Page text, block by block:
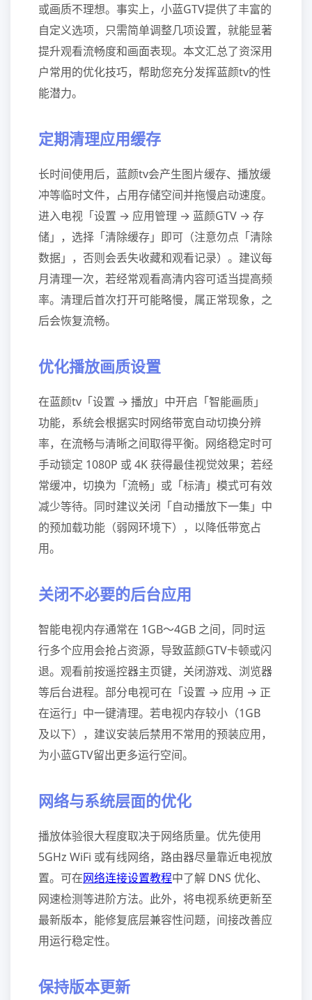
或画质不理想。事实上，小蓝GTV提供了丰富的
自定义选项，只需简单调整几项设置，就能显著
提升观看流畅度和画面表现。本文汇总了资深用
户常用的优化技巧，帮助您充分发挥蓝颜tv的性
能潜力。
定期清理应用缓存
长时间使用后，蓝颜tv会产生图片缓存、播放缓
冲等临时文件，占用存储空间并拖慢启动速度。
进入电视「设置 → 应用管理 → 蓝颜GTV → 存
储」，选择「清除缓存」即可（注意勿点「清除
数据」，否则会丢失收藏和观看记录）。建议每
月清理一次，若经常观看高清内容可适当提高频
率。清理后首次打开可能略慢，属正常现象，之
后会恢复流畅。
优化播放画质设置
在蓝颜tv「设置 → 播放」中开启「智能画质」
功能，系统会根据实时网络带宽自动切换分辨
率，在流畅与清晰之间取得平衡。网络稳定时可
手动锁定 1080P 或 4K 获得最佳视觉效果；若经
常缓冲，切换为「流畅」或「标清」模式可有效
减少等待。同时建议关闭「自动播放下一集」中
的预加载功能（弱网环境下），以降低带宽占
用。
关闭不必要的后台应用
智能电视内存通常在 1GB～4GB 之间，同时运
行多个应用会抢占资源，导致蓝颜GTV卡顿或闪
退。观看前按遥控器主页键，关闭游戏、浏览器
等后台进程。部分电视可在「设置 → 应用 → 正
在运行」中一键清理。若电视内存较小（1GB
及以下），建议安装后禁用不常用的预装应用，
为小蓝GTV留出更多运行空间。
网络与系统层面的优化
播放体验很大程度取决于网络质量。优先使用
5GHz WiFi 或有线网络，路由器尽量靠近电视放
置。可在网络连接设置教程中了解 DNS 优化、
网速检测等进阶方法。此外，将电视系统更新至
最新版本，能修复底层兼容性问题，间接改善应
用运行稳定性。
保持版本更新